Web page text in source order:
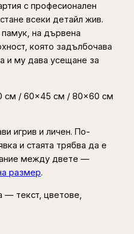
с професионален
всеки детайл жив.
на дървена
която задълбочава
и му дава усещане за
см / 60×45 см / 80×60 см
игрив и личен. По-
и стаята трябва да е
между двете —
размер.
— текст, цветове,